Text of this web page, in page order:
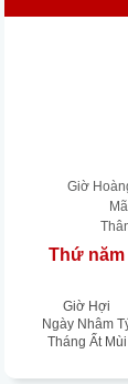
Giờ
Thứ năm
Giờ Hợi
Ngày Nhâm
Tháng Ất Mùi